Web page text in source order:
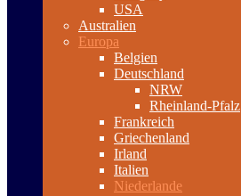
USA
Australien
Europa
Belgien
Deutschland
NRW
Rheinland-Pfalz
Frankreich
Griechenland
Irland
Italien
Niederlande